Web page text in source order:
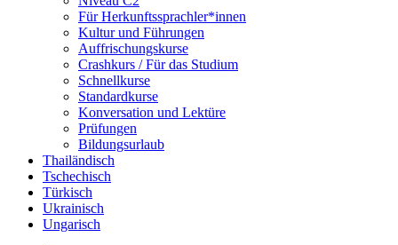
Für Herkunftssprachler*innen
Kultur und Führungen
Auffrischungskurse
Crashkurs / Für das Studium
Schnellkurse
Standardkurse
Konversation und Lektüre
Prüfungen
Bildungsurlaub
Thailändisch
Tschechisch
Türkisch
Ukrainisch
Ungarisch